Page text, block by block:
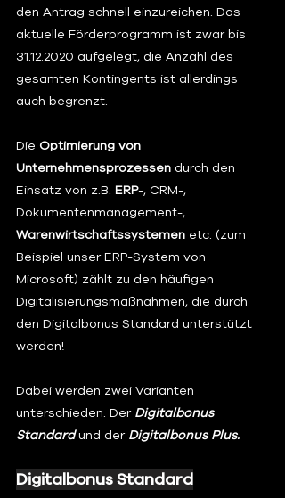
den Antrag schnell einzureichen. Das
aktuelle Förderprogramm ist zwar bis
31.12.2020 aufgelegt, die Anzahl des
gesamten Kontingents ist allerdings
auch begrenzt.
Die Optimierung von
Unternehmensprozessen durch den
Einsatz von z.B. ERP-, CRM-,
Dokumentenmanagement-,
Warenwirtschaftssystemen etc. (zum
Beispiel unser ERP-System von
Microsoft) zählt zu den häufigen
Digitalisierungsmaßnahmen, die durch
den Digitalbonus Standard unterstützt
werden!
Dabei werden zwei Varianten
unterschieden: Der Digitalbonus
Standard und der Digitalbonus Plus.
Digitalbonus Standard